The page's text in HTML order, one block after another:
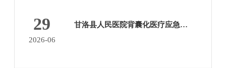
29
2026-06
甘洛县人民医院背囊化医疗应急建设采购项目中标公告